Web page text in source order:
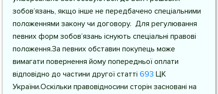
зобов’язань, якщо інше не передбачено спеціальними
положеннями закону чи договору. Для регулювання
певних форм зобов’язань існують спеціальні правові
положення.За певних обставин покупець може
вимагати повернення йому попередньої оплати
відповідно до частини другої статті 693 ЦК
України.Оскільки правовідносини сторін засновані на